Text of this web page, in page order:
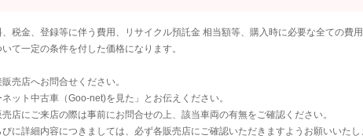
税金、登録等に伴う費用、リサイクル預託金 相当額等、購入時に必要な全ての費用
て一定の条件を付した価格になります。
売店へお問合せください。
ット中古車（Goo-net)を見た」とお伝えください。
店にご来店の際は事前にお問合せの上、該当車両の有無をご確認ください。
に詳細内容につきましては、必ず各販売店にご確認いただきますようお願いいたし